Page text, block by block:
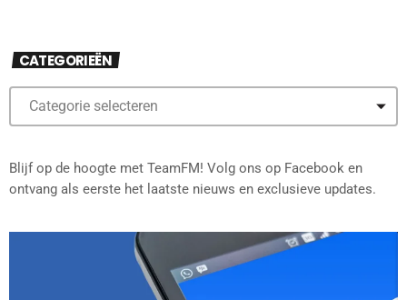
CATEGORIEËN
Blijf op de hoogte met TeamFM! Volg ons op Facebook en
ontvang als eerste het laatste nieuws en exclusieve updates.